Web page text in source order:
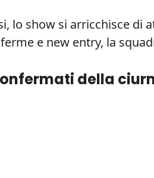
lo show si arricchisce di
e new entry, la
della